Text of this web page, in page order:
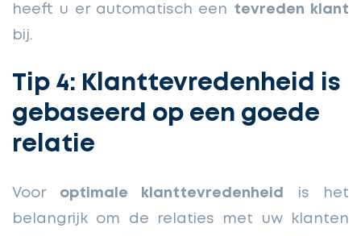
heeft u er automatisch een tevreden klant
bij.
Tip 4: Klanttevredenheid is
gebaseerd op een goede
relatie
Voor optimale klanttevredenheid
is het
belangrijk om de relaties met uw klanten